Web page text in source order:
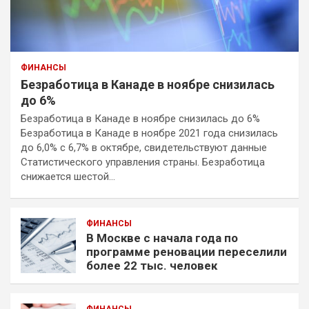
ФИНАНСЫ
Безработица в Канаде в ноябре снизилась
до 6%
Безработица в Канаде в ноябре снизилась до 6%
Безработица в Канаде в ноябре 2021 года снизилась
до 6,0% с 6,7% в октябре, свидетельствуют данные
Статистического управления страны. Безработица
снижается шестой…
ФИНАНСЫ
В Москве с начала года по
программе реновации переселили
более 22 тыс. человек